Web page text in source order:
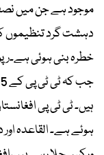
موجود ہے جن میں
دہشت گرد تنظیموں
ہیں۔ ٹی ٹی پی
ہوئے ہے۔ القاعدہ اور